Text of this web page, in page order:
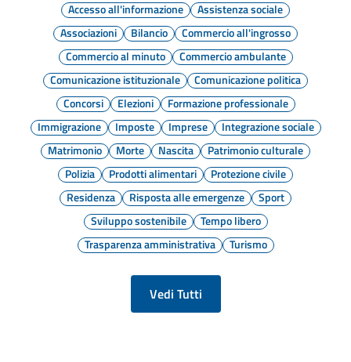
Accesso all'informazione
Assistenza sociale
Associazioni
Bilancio
Commercio all'ingrosso
Commercio al minuto
Commercio ambulante
Comunicazione istituzionale
Comunicazione politica
Concorsi
Elezioni
Formazione professionale
Immigrazione
Imposte Imprese
Integrazione sociale
Matrimonio
Morte Nascita
Patrimonio culturale
Polizia
Prodotti alimentari
Protezione civile
Residenza
Risposta alle emergenze
Sport
Sviluppo sostenibile
Tempo libero
Trasparenza amministrativa
Turismo
Vedi Tutti